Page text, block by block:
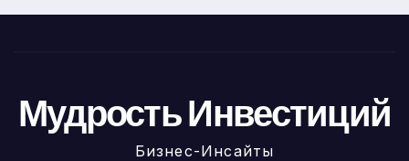
Мудрость Инвестиций
Бизнес-Инсайты